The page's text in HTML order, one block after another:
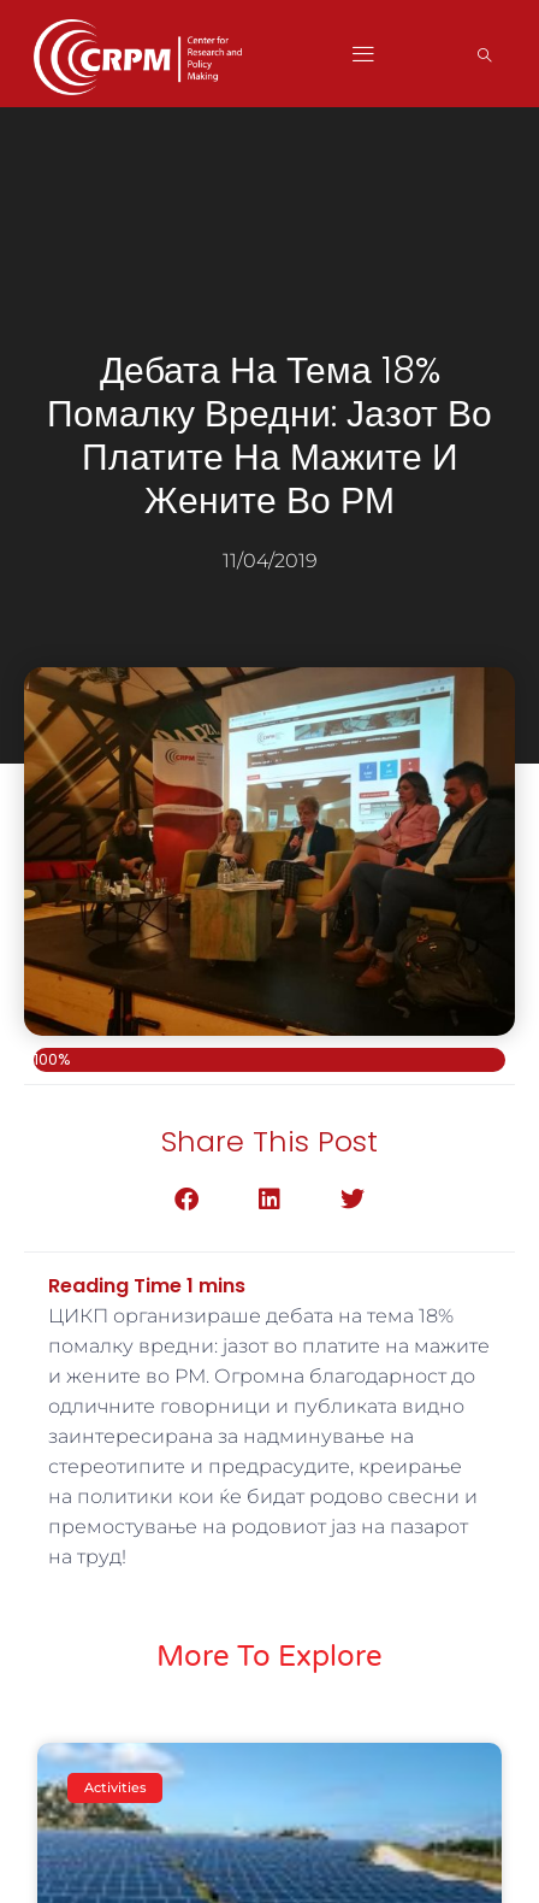
Дебата На Тема 18%
Помалку Вредни: Јазот Во
Платите На Мажите И
Жените Во РМ
11/04/2019
100%
Share This Post
ЦИКП организираше дебата на тема 18%
помалку вредни: јазот во платите на мажите
и жените во РМ. Огромна благодарност до
одличните говорници и публиката видно
заинтересирана за надминување на
стереотипите и предрасудите, креирање
на политики кои ќе бидат родово свесни и
премостување на родовиот јаз на пазарот
на труд!
More To Explore
Activities